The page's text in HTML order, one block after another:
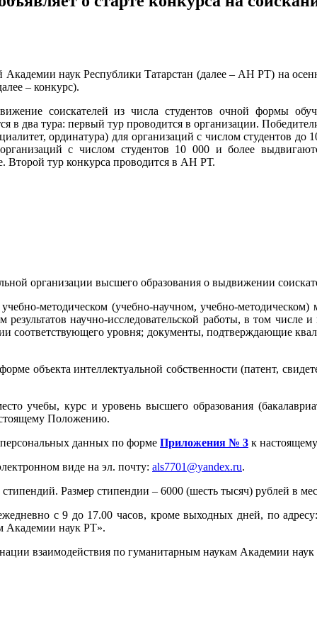
Академии наук Республики Татарстан (далее – АН РТ) на
– конкурс).
соискателей из числа студентов очной формы
в два тура: первый тур проводится в организации.
ординатура) для организаций с числом студентов
организаций с числом студентов 10 000 и более
Второй тур конкурса проводится в АН РТ.
организации высшего образования о выдвижении
методическом (учебно-научном, учебно-
научно-исследовательской работы, в том
соответствующего уровня; документы, подтверждающие
объекта интеллектуальной собственности (патент,
учебы, курс и уровень высшего образования
Положению.
персональных данных по форме Приложения № 3 к
виде на эл. почту: als7701@yandex.ru.
Размер стипендии – 6000 (шесть тысяч) рублей в
с 9 до 17.00 часов, кроме выходных дней, по
Академии наук РТ».
взаимодействия по гуманитарным наукам Академии наук